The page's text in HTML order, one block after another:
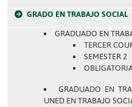
GRADO EN TRABAJO SOCIAL
GRADUADO EN
TERCER
SEMESTER 2
GRADUADO EN
UNED EN TRABAJO